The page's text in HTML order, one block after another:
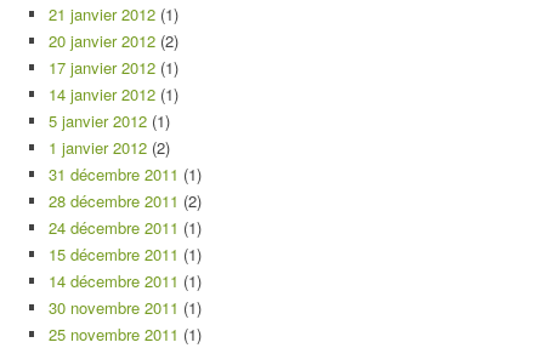
21 janvier 2012 (1)
20 janvier 2012 (2)
17 janvier 2012 (1)
14 janvier 2012 (1)
5 janvier 2012 (1)
1 janvier 2012 (2)
31 décembre 2011 (1)
28 décembre 2011 (2)
24 décembre 2011 (1)
15 décembre 2011 (1)
14 décembre 2011 (1)
30 novembre 2011 (1)
25 novembre 2011 (1)